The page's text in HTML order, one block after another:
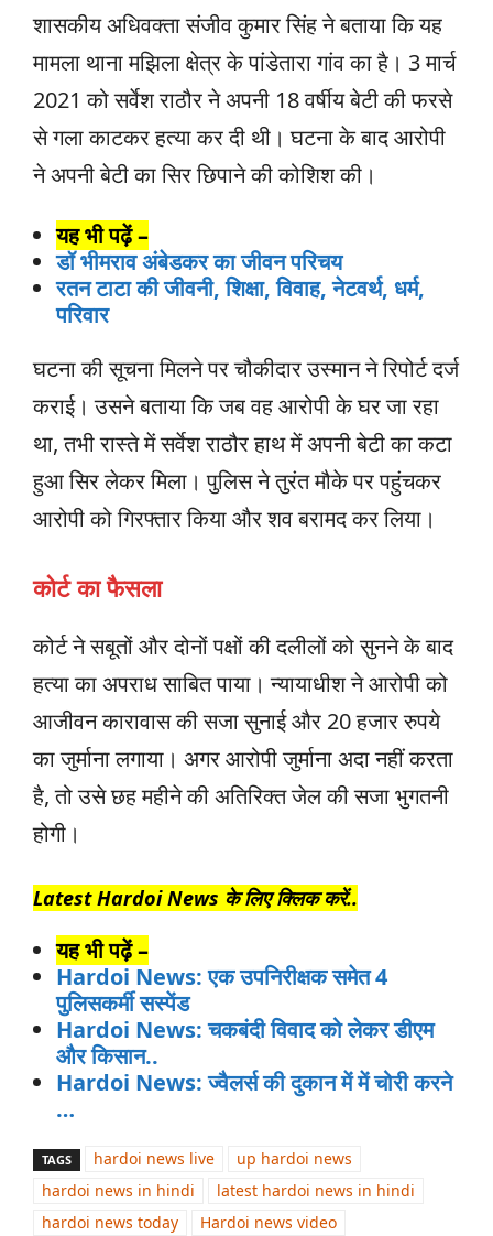
शासकीय अधिवक्ता संजीव कुमार सिंह ने बताया कि यह
मामला थाना मझिला क्षेत्र के पांडेतारा गांव का है। 3 मार्च
2021 को सर्वेश राठौर ने अपनी 18 वर्षीय बेटी की फरसे
से गला काटकर हत्या कर दी थी। घटना के बाद आरोपी
ने अपनी बेटी का सिर छिपाने की कोशिश की।
यह भी पढ़ें –
डॉ भीमराव अंबेडकर का जीवन परिचय
रतन टाटा की जीवनी, शिक्षा, विवाह, नेटवर्थ, धर्म,
परिवार
घटना की सूचना मिलने पर चौकीदार उस्मान ने रिपोर्ट दर्ज
कराई। उसने बताया कि जब वह आरोपी के घर जा रहा
था, तभी रास्ते में सर्वेश राठौर हाथ में अपनी बेटी का कटा
हुआ सिर लेकर मिला। पुलिस ने तुरंत मौके पर पहुंचकर
आरोपी को गिरफ्तार किया और शव बरामद कर लिया।
कोर्ट का फैसला
कोर्ट ने सबूतों और दोनों पक्षों की दलीलों को सुनने के बाद
हत्या का अपराध साबित पाया। न्यायाधीश ने आरोपी को
आजीवन कारावास की सजा सुनाई और 20 हजार रुपये
का जुर्माना लगाया। अगर आरोपी जुर्माना अदा नहीं करता
है, तो उसे छह महीने की अतिरिक्त जेल की सजा भुगतनी
होगी।
Latest Hardoi News के लिए क्लिक करें..
यह भी पढ़ें –
Hardoi News: एक उपनिरीक्षक समेत 4
पुलिसकर्मी सस्पेंड
Hardoi News: चकबंदी विवाद को लेकर डीएम
और किसान..
Hardoi News: ज्वैलर्स की दुकान में में चोरी करने
…
TAGS hardoi news live
up hardoi news
hardoi news in hindi
latest hardoi news in hindi
hardoi news today
Hardoi news video